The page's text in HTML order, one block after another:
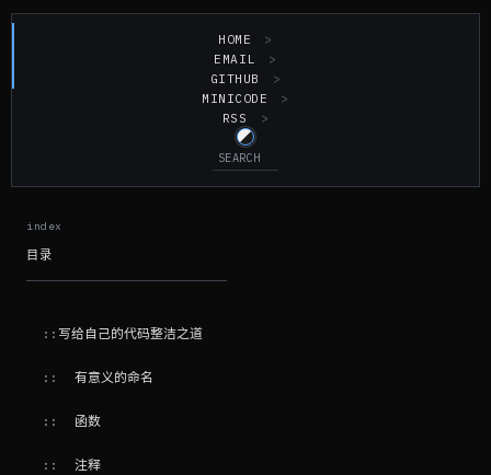
HOME
EMAIL
GITHUB
MINICODE
RSS
目录
写给自己的代码整洁之道
有意义的命名
函数
注释